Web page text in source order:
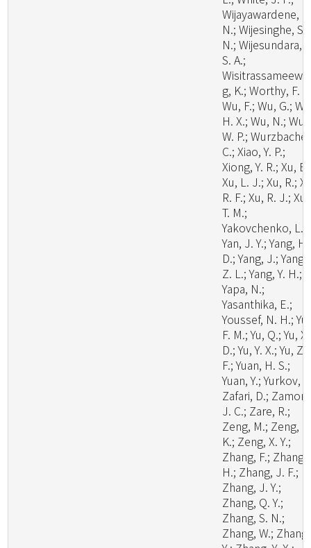
Wijayawardene,
N.; Wijesinghe, S.
N.; Wijesundara,
S. A.;
g, K.; Worthy, F.
Wu, F.; Wu, G.;
H. X.; Wu, N.; Wu,
W. P.;
C.; Xiao, Y. P.;
Xiong, Y. R.; Xu,
Xu, L. J.; Xu, R.;
R. F.; Xu, R. J.; Xu,
T. M.;
Yakovchenko, L.;
Yan, J. Y.; Yang, H.
D.; Yang, J.; Yang,
Z. L.; Yang, Y. H.;
Yapa, N.;
Yasanthika, E.;
Youssef, N. H.; Yu,
F. M.; Yu, Q.; Yu, X.
D.; Yu, Y. X.; Yu, Z.
F.; Yuan, H. S.;
Yuan, Y.; Yurkov,
Zafari, D.;
J. C.; Zare, R.;
Zeng, M.; Zeng,
K.; Zeng, X. Y.;
Zhang, F.; Zhang,
H.; Zhang, J. F.;
Zhang, J. Y.;
Zhang, Q. Y.;
Zhang, S. N.;
Zhang, W.; Zhang,